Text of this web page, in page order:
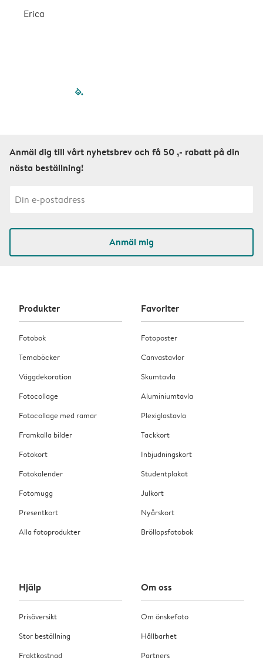
Erica
filled-pagination
Anmäl dig till vårt nyhetsbrev och få 50 ,- rabatt på din
nästa beställning!
Anmäl mig
Produkter
Fotobok
Temaböcker
Väggdekoration
Fotocollage
Fotocollage med ramar
Framkalla bilder
Fotokort
Fotokalender
Fotomugg
Presentkort
Alla fotoprodukter
Favoriter
Fotoposter
Canvastavlor
Skumtavla
Aluminiumtavla
Plexiglastavla
Tackkort
Inbjudningskort
Studentplakat
Julkort
Nyårskort
Bröllopsfotobok
Hjälp
Prisöversikt
Stor beställning
Fraktkostnad
Om oss
Om önskefoto
Hållbarhet
Partners